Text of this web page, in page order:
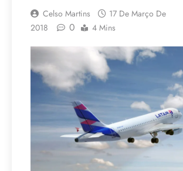
Celso Martins
17 De Março De
2018
0 4 Mins